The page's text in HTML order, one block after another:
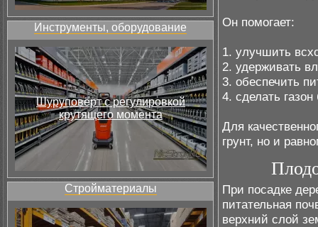
Инструменты, оборудование
Шуруповёрт с регулировкой
крутящего момента
Стройматериалы
Он помогает:
1. улучшить
2. удерживать
3. обеспечить
4. сделать
Для
грунт, но и
При посадке
питательная
верхний слой